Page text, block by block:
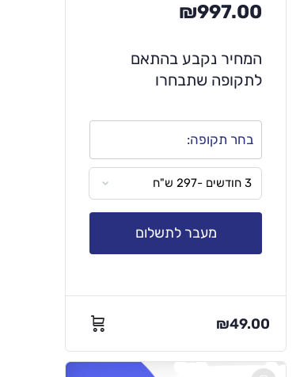
₪997.00
המחיר נקבע בהתאם
לתקופה שתבחרו
בחר תקופה:
מעבר לתשלום
₪49.00